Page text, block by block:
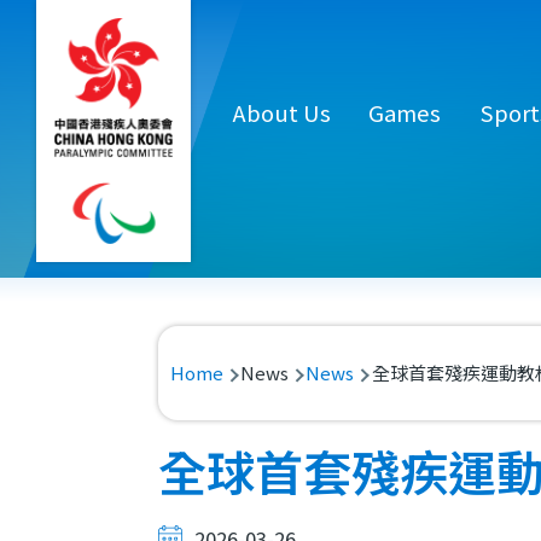
Skip to main content
Main
About Us Games
Breadcrumb
Home News News 全球首套殘疾運動教
全球首套殘疾運